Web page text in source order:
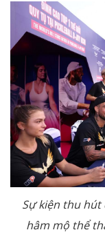
Sự kiện thu
hâm mộ thể